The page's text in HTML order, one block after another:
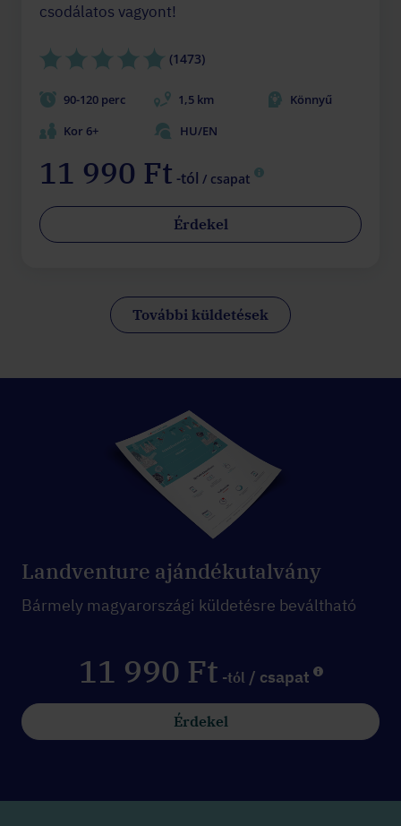
csodálatos vagyont!
(1473)
90-120 perc 1,5 km
Könnyű
Kor 6+
HU/EN
11 990 Ft -tól / csapat
Érdekel
További küldetések
Landventure ajándékutalvány
Bármely magyarországi küldetésre beváltható
11 990 Ft -tól / csapat
Érdekel